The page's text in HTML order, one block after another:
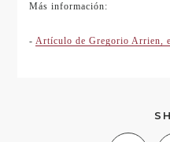
Más información:
- Artículo de Gregorio Arrien,